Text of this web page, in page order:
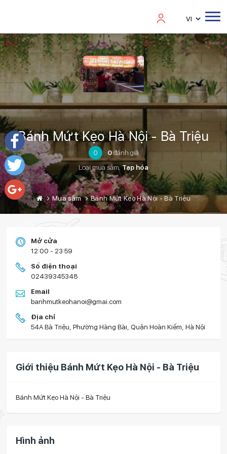
Facebook
Twitter
Google+
Bánh Mứt Kẹo Hà Nội - Bà Triệu
0 0đánh giá
Loại mua sắm:Tạp hóa
Mua sắm Bánh Mứt Kẹo Hà Nội - Bà Triệu
Mở cửa
12:00 - 23:59
Số điện thoại
02439345348
Email
banhmutkeohanoi@gmai.com
Địa chỉ
54A Bà Triệu, Phường Hàng Bài, Quận Hoàn Kiếm, Hà Nội
Giới thiệu Bánh Mứt Kẹo Hà Nội - Bà Triệu
Bánh Mứt Kẹo Hà Nội - Bà Triệu
Hình ảnh